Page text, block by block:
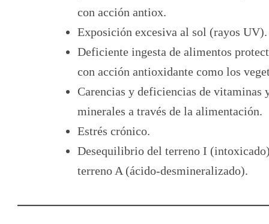
con acción antiox.
Exposición excesiva al sol (rayos UV).
Deficiente ingesta de alimentos
con acción antioxidante como los
Carencias y deficiencias de vitaminas
minerales a través de la alimentación.
Estrés crónico.
Desequilibrio del terreno I
terreno A (ácido-desmineralizado).